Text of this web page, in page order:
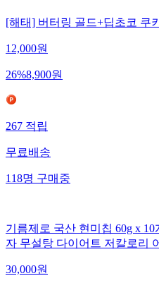
[해태] 버터링 골드+딥초코 쿠
12,000원
26%8,900원
267적립
무료배송
118명구매중
기름제로 국산 현미칩 60g x
자 무설탕 다이어트 저칼로리
30,000원